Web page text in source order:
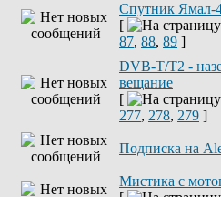
Спутник Ямал-
[
87, 88, 89 ]
DVB-T/T2 -
вещание
[
277, 278, 279 ]
Подписка на
Мистика с